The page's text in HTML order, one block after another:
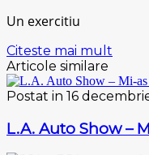
Un exercitiu
Citeste mai mult
Articole similare
Postat in 16
L.A. Auto Show –